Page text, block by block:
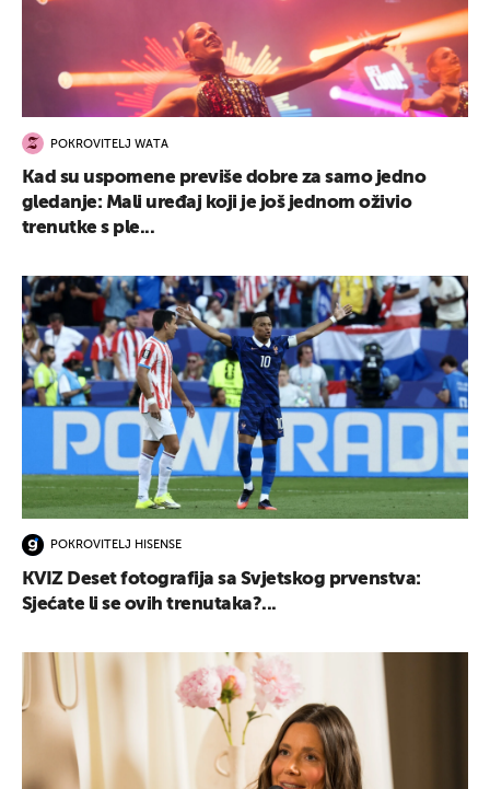
POKROVITELJ WATA
Kad su uspomene previše dobre za samo jedno
gledanje: Mali uređaj koji je još jednom oživio
trenutke s ple...
POKROVITELJ HISENSE
KVIZ Deset fotografija sa Svjetskog prvenstva:
Sjećate li se ovih trenutaka?...